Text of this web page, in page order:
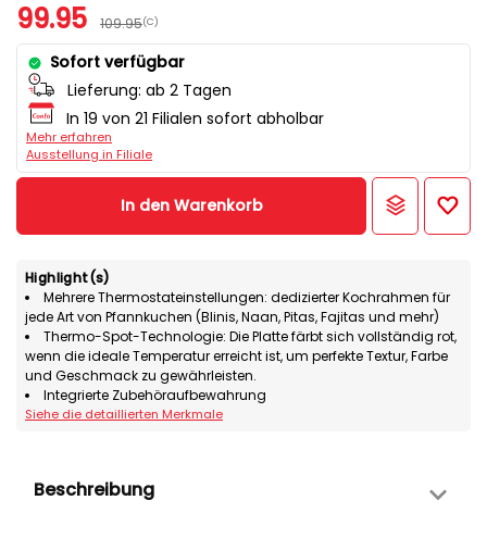
99.95 109.95(C)
Sofort verfügbar
Lieferung: ab 2 Tagen
In 19 von 21 Filialen sofort abholbar
Mehr erfahren
Ausstellung in Filiale
In den Warenkorb
Highlight(s)
Mehrere Thermostateinstellungen: dedizierter Kochrahmen für
jede Art von Pfannkuchen (Blinis, Naan, Pitas, Fajitas und mehr)
Thermo-Spot-Technologie: Die Platte färbt sich vollständig rot,
wenn die ideale Temperatur erreicht ist, um perfekte Textur, Farbe
und Geschmack zu gewährleisten.
Integrierte Zubehöraufbewahrung
Siehe die detaillierten Merkmale
Beschreibung